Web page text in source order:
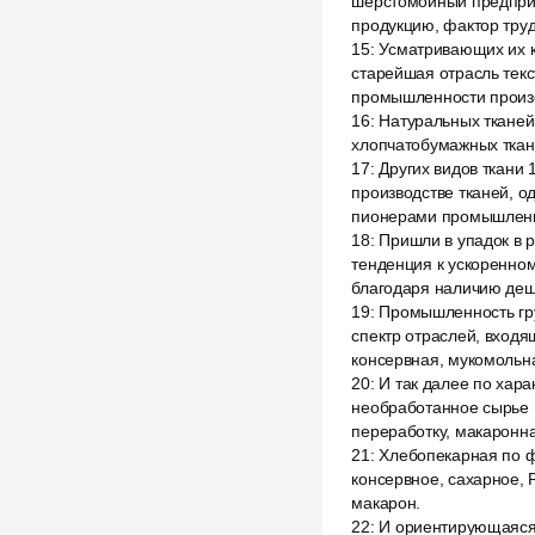
продукцию, фактор
15:Усматривающих их
старейшая отрасль
промышленности
16: Натуральных
хлопчатобумажных
17: Других видов
производстве тканей,
пионерами
18: Пришли в упадок в
тенденция к
благодаря наличию
19: Промышленность
спектр отраслей,
консервная,
20: И так далее по
необработанное
переработку,
21 :Хлебопекарная по
консервное,
макарон.
22: И